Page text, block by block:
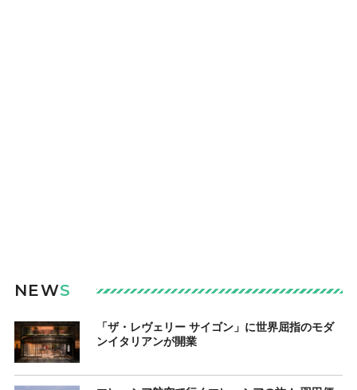
NEWS
「ザ・レヴェリー サイゴン」に世界屈指のモダ
ンイタリアンが開業